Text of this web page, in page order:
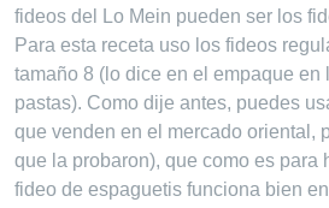
fideos del Lo Mein pueden ser los
Para esta receta uso los fideos
tamaño 8 (lo dice en el empaque en
pastas). Como dije antes, puedes
que venden en el mercado oriental,
que la probaron), que como es para
fideo de espaguetis funciona bien